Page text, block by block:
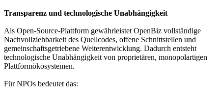
Transparenz und technologische Unabhängigkeit
Als Open-Source-Plattform gewährleistet OpenBiz vollständige
Nachvollziehbarkeit des Quellcodes, offene Schnittstellen und
gemeinschaftsgetriebene Weiterentwicklung. Dadurch entsteht
technologische Unabhängigkeit von proprietären, monopolartigen
Plattformökosystemen.
Für NPOs bedeutet das: